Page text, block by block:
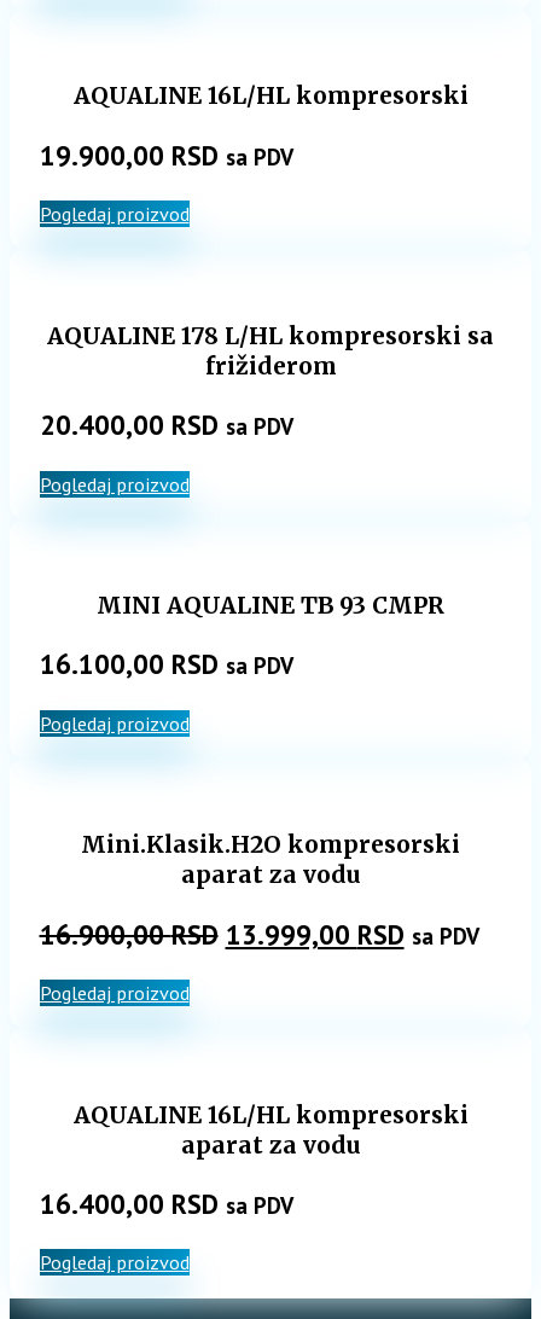
AQUALINE 16L/HL kompresorski
19.900,00 RSD sa PDV
Pogledaj proizvod
AQUALINE 178 L/HL kompresorski sa
frižiderom
20.400,00 RSD sa PDV
Pogledaj proizvod
MINI AQUALINE TB 93 CMPR
16.100,00 RSD sa PDV
Pogledaj proizvod
Mini.Klasik.H2O kompresorski
aparat za vodu
16.900,00RSD Originalna
13.999,00 RSDTrenutna
sa PDV
Pogledaj proizvod
AQUALINE 16L/HL kompresorski
aparat za vodu
16.400,00 RSD sa PDV
Pogledaj proizvod